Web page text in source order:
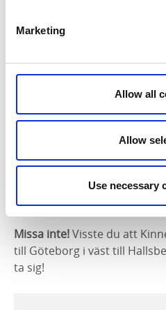
Marketing
Allow all
Allow
Use necessary
Vid den söta lilla
tåget och åka direkt vidare
Missa inte!Visste du att
till Göteborg i väst till
ta sig!